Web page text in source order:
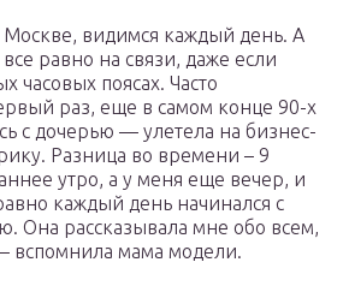
Москве, видимся каждый день. А
равно на связи, даже если
часовых поясах. Часто
раз, еще в самом конце 90-х
с дочерью — улетела на бизнес-
Разница во времени – 9
утро, а у меня еще вечер, и
каждый день начинался с
Она рассказывала мне обо всем,
вспомнила мама модели.